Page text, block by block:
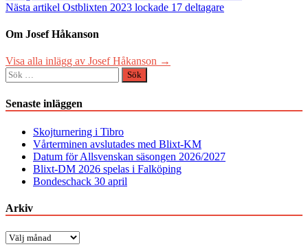
Nästa artikel Ostblixten 2023 lockade 17 deltagare
Om Josef Håkanson
Visa alla inlägg av Josef Håkanson →
Sök
efter:
Senaste inläggen
Skojturnering i Tibro
Vårterminen avslutades med Blixt-KM
Datum för Allsvenskan säsongen 2026/2027
Blixt-DM 2026 spelas i Falköping
Bondeschack 30 april
Arkiv
Arkiv